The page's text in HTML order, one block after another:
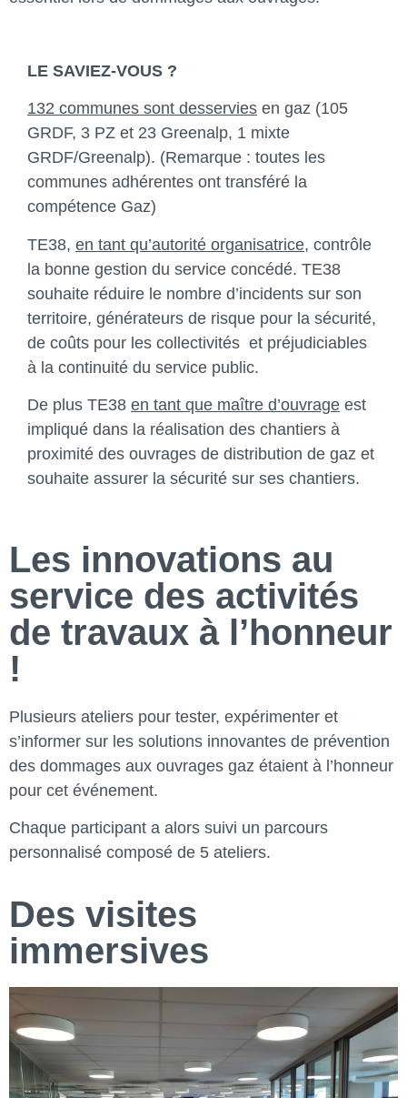
LE SAVIEZ-VOUS ?
132 communes sont desservies en gaz (105
GRDF, 3 PZ et 23 Greenalp, 1 mixte
GRDF/Greenalp). (Remarque : toutes les
communes adhérentes ont transféré la
compétence Gaz)
TE38, en tant qu’autorité organisatrice, contrôle
la bonne gestion du service concédé. TE38
souhaite réduire le nombre d’incidents sur son
territoire, générateurs de risque pour la sécurité,
de coûts pour les collectivités et préjudiciables
à la continuité du service public.
De plus TE38 en tant que maître d’ouvrage est
impliqué dans la réalisation des chantiers à
proximité des ouvrages de distribution de gaz et
souhaite assurer la sécurité sur ses chantiers.
Les innovations au
service des activités
de travaux à l’honneur
!
Plusieurs ateliers pour tester, expérimenter et
s’informer sur les solutions innovantes de prévention
des dommages aux ouvrages gaz étaient à l’honneur
pour cet événement.
Chaque participant a alors suivi un parcours
personnalisé composé de 5 ateliers.
Des visites
immersives